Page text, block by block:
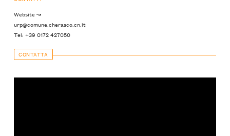
Website ↝
urp@comune.cherasco.cn.it
Tel: +39 0172 427050
CONTATTA